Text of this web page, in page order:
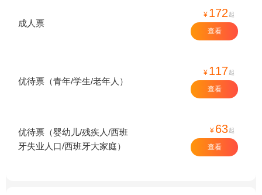
成人票
¥ 172 起
查看
优待票（青年/学生/老年人）
¥ 117起
查看
优待票（婴幼儿/残疾人/西班
牙失业人口/西班牙大家庭）
¥ 63起
查看